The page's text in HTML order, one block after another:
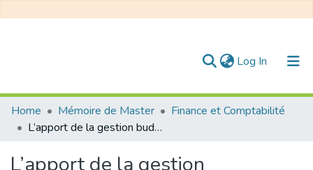
Log In (current)
Communities & Collections
All of DSpace
Statistics
Home Mémoire de Master
Finance et Comptabilité
L’apport de la gestion budgétaire autant qu’un outil de pilotage : étude de cas : Algérie Télécom
L’apport de la gestion